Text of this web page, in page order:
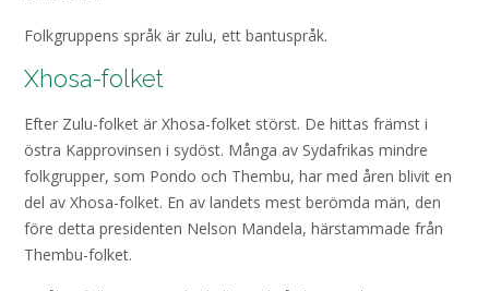
Folkgruppens språk är zulu, ett bantuspråk.
Xhosa-folket
Efter Zulu-folket är Xhosa-folket störst. De hittas främst i
östra Kapprovinsen i sydöst. Många av Sydafrikas mindre
folkgrupper, som Pondo och Thembu, har med åren blivit en
del av Xhosa-folket. En av landets mest berömda män, den
före detta presidenten Nelson Mandela, härstammade från
Thembu-folket.